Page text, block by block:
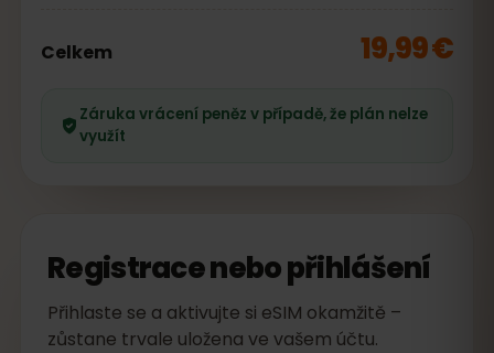
Celkem 19,99 €
Záruka vrácení peněz v případě, že plán nelze
využít
Registrace nebo přihlášení
Přihlaste se a aktivujte si eSIM okamžitě –
zůstane trvale uložena ve vašem účtu.